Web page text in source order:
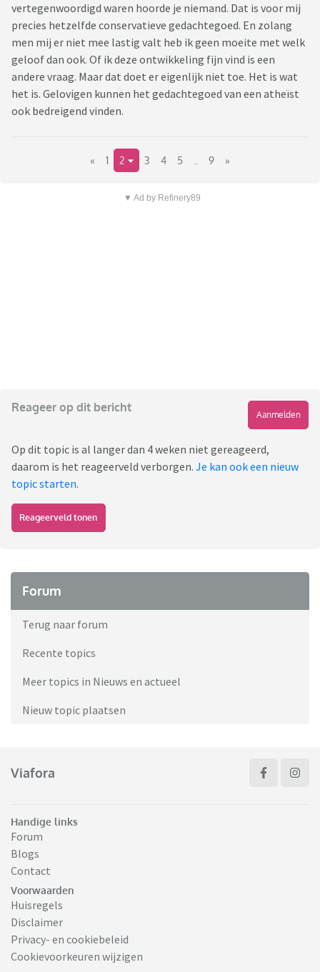
vertegenwoordigd waren hoorde je niemand. Dat is voor mij
precies hetzelfde conservatieve gedachtegoed. En zolang
men mij er niet mee lastig valt heb ik geen moeite met welk
geloof dan ook. Of ik deze ontwikkeling fijn vind is een
andere vraag. Maar dat doet er eigenlijk niet toe. Het is wat
het is. Gelovigen kunnen het gedachtegoed van een atheïst
ook bedreigend vinden.
« 1 2 3 4 5 9 »
▼ Ad by Refinery89
Reageer op dit bericht
Aanmelden
Op dit topic is al langer dan 4 weken niet gereageerd,
daarom is het reageerveld verborgen. Je kan ook een nieuw
topic starten.
Reageerveld tonen
Forum
Terug naar forum
Recente topics
Meer topics in Nieuws en actueel
Nieuw topic plaatsen
Viafora
Handige links
Forum
Blogs
Contact
Voorwaarden
Huisregels
Disclaimer
Privacy- en cookiebeleid
Cookievoorkeuren wijzigen